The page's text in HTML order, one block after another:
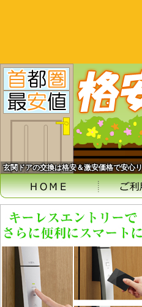
玄関ドアの交換は格安＆激安価格で安心